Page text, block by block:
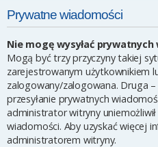
Prywatne wiadomości
Nie mogę wysyłać
Mogą być trzy przyczyny takiej
zarejestrowanym użytkownikiem
zalogowany/zalogowana. Druga
przesyłanie prywatnych
administrator witryny
wiadomości. Aby uzyskać więcej
administratorem witryny.